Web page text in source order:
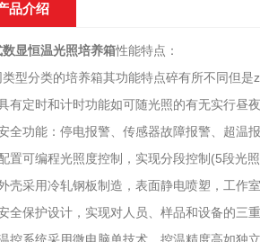
品介绍
数显恒温光照培养箱性能特点：
型分类的培养箱其功能特点碎有所不同但是
有定时和计时功能如可随光照的有无实行昼夜
全功能：停电报警、传感器故障报警、超温报
置可编程光照度控制，实现分段控制(5段光
壳采用冷轧钢板制造，表面静电喷塑，工作
全保护设计，实现对人员、样品和设备的三